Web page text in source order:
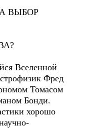
ВЫБОР
Вселенной
Фред
Томасом
Бонди.
хорошо